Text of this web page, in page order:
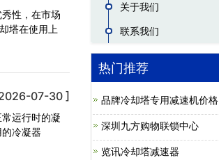
性，在市场
塔在使用上
07-30 ]
运行时的凝
冷凝器
关于我们
联系我们
热门推荐
品牌冷却塔专用减速机价格
深圳九方购物联锁中心
览讯冷却塔减速器